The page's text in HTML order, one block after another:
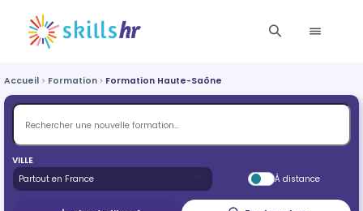
Accueil Formation Formation Haute-Saône
VILLE
À distance